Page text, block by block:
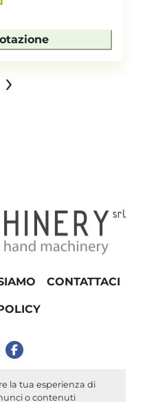
la tua esperienza di
o contenuti
›
CONTATTACI
facebook